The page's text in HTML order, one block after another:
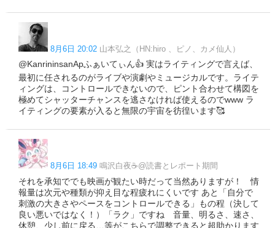
8月6日 20:02 山本弘之（HN:hiro 、ピノ、カメ仙人）
@KanrininsanApふぁいてぃん👍 実はライティングで言えば、
最初に任されるのがライブや演劇やミュージカルです。ライテ
ィングは、コントロールできないので、ピント合わせて構図を
極めてシャッターチャンスを逃さなければ使えるのでwww ラ
イティングの要素が入ると無限の宇宙を彷徨います🥰
8月6日 18:49 鳴沢白夜☕️@読書とレポート期間
それを承知ででも映画が観たい時だって当然ありますが！ 情
報量は次元や種類が抑え目な程疲れにくいです あと「自分で
刺激の大きさやペースをコントロールできる」もの程（決して
良い悪いではなく！）「ラク」ですね 音量、明るさ、速さ、
休憩、少し前に戻る…等がこちらで調整できると超助かります